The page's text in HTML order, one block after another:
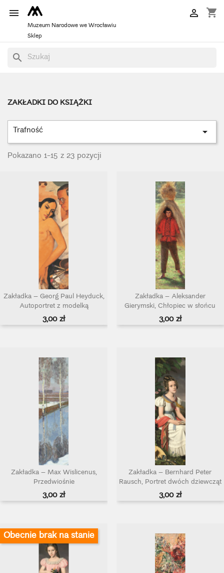
 shopping_cart

Muzeum Narodowe we Wrocławiu
Sklep
search
ZAKŁADKI DO KSIĄŻKI
Trafność 
Pokazano 1-15 z 23 pozycji
Zakładka – Georg Paul Heyduck,
Autoportret z modelką
Cena
3,00 zł
Zakładka – Aleksander
Gierymski, Chłopiec w słońcu
Cena
3,00 zł
Zakładka – Max Wislicenus,
Przedwiośnie
Cena
3,00 zł
Zakładka – Bernhard Peter
Rausch, Portret dwóch dziewcząt
Cena
3,00 zł
Obecnie brak na stanie